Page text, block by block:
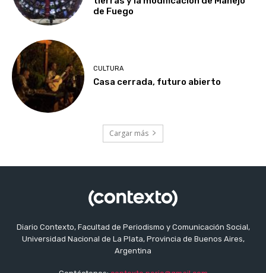
de Fuego
CULTURA
Casa cerrada, futuro abierto
Cargar más
Diario Contexto, Facultad de Periodismo y Comunicación Social,
Universidad Nacional de La Plata, Provincia de Buenos Aires,
Argentina